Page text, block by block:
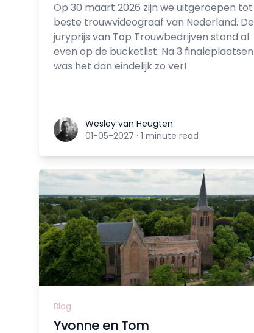
Op 30 maart 2026 zijn we uitgeroepen tot
beste trouwvideograaf van Nederland. De
juryprijs van Top Trouwbedrijven stond al
even op de bucketlist. Na 3 finaleplaatsen
was het dan eindelijk zo ver!
Wesley van Heugten
Wesley van Heugten
01-05-2027 · 1 minute read
Blog
Yvonne en Tom